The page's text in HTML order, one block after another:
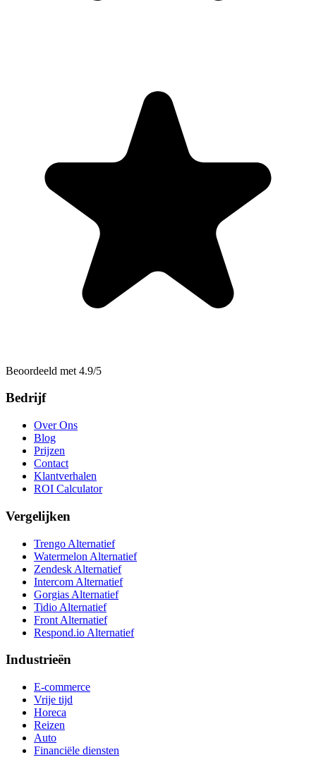
Beoordeeld met 4.9/5
Bedrijf
Over Ons
Blog
Prijzen
Contact
Klantverhalen
ROI Calculator
Vergelijken
Trengo Alternatief
Watermelon Alternatief
Zendesk Alternatief
Intercom Alternatief
Gorgias Alternatief
Tidio Alternatief
Front Alternatief
Respond.io Alternatief
Industrieën
E-commerce
Vrije tijd
Horeca
Reizen
Auto
Financiële diensten